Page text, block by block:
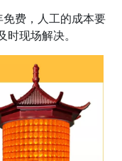
费，人工的成本要
现场解决。